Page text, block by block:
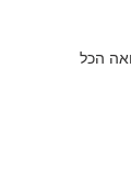
הכל